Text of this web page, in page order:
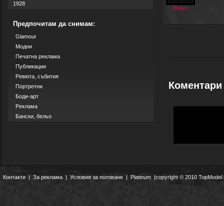
1928
Предпочитам да снимам:
Glamour
Модни
Печатна реклама
Публикации
Ревюта, събития
Портретни
Боди-арт
Реклама
Бански, бельо
Модел
Коментари
Контакти|За реклама | Условия за ползване | Platinum |copyright © 2010